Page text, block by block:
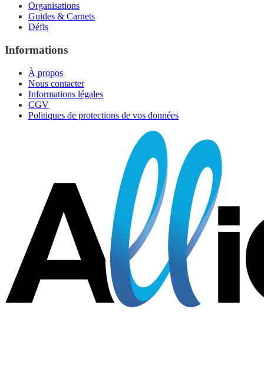
Organisations
Guides & Carnets
Défis
Informations
À propos
Nous contacter
Informations légales
CGV
Politiques de protections de vos données